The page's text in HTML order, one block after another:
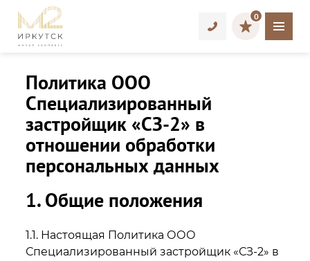
0
Политика ООО
Специализированный
застройщик «СЗ-2» в
отношении обработки
персональных данных
1. Общие положения
1.1. Настоящая Политика ООО
Специализированный застройщик «СЗ-2» в